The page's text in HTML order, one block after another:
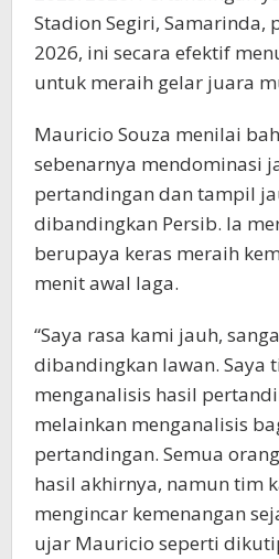
Stadion Segiri, Samarinda,
2026, ini secara efektif
untuk meraih gelar juara
Mauricio Souza menilai
sebenarnya mendominasi
pertandingan dan tampil
dibandingkan Persib. Ia
berupaya keras meraih
menit awal laga.
“Saya rasa kami jauh,
dibandingkan lawan. Saya
menganalisis hasil
melainkan menganalisis
pertandingan. Semua
hasil akhirnya, namun tim
mengincar kemenangan
ujar Mauricio seperti